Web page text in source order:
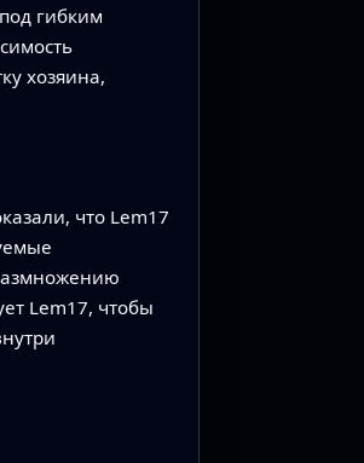
гибким
хозяина,
что Lem17
Lem17, чтобы